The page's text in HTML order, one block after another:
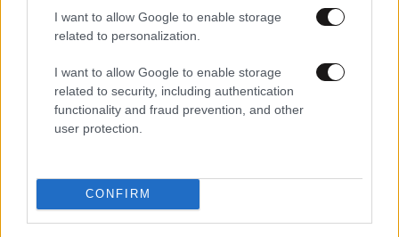
I want to allow Google to enable storage
related to personalization.
I want to allow Google to enable storage
related to security, including authentication
functionality and fraud prevention, and other
user protection.
CONFIRM